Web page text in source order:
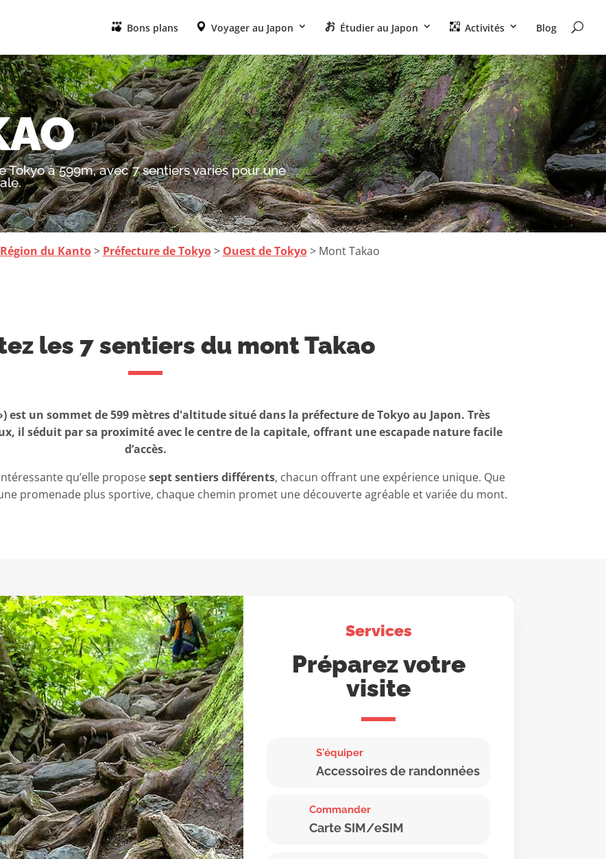
Bons plans Voyager au Japon Étudier au Japon Activités Blog
à 599m, avec 7 sentiers variés pour une
Région du Kanto> Préfecture de Tokyo> Ouest de Tokyo> Mont Takao
les 7 sentiers du mont Takao
est un sommet de 599 mètres d'altitude situé dans la préfecture de Tokyo au Japon. Très
il séduit par sa proximité avec le centre de la capitale, offrant une escapade nature facile
d’accès.
qu’elle proposesept sentiers différents, chacun offrant une expérience unique. Que
promenade plus sportive, chaque chemin promet une découverte agréable et variée du mont.
Services
Préparez votre
visite
S'équiper
Accessoires de randonnées
Commander
Carte SIM/eSIM